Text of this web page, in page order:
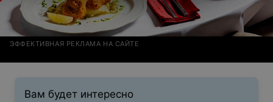
ЭФФЕКТИВНАЯ РЕКЛАМА НА САЙТЕ
Вам будет интересно